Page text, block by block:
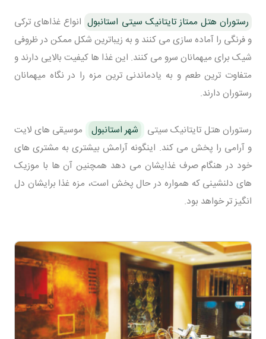
رستوران هتل ممتاز تایتانیک سیتی استانبول انواع غذاهای ترکی
و فرنگی را آماده سازی می کنند و به زیباترین شکل ممکن در ظروفی
شیک برای میهمانان سرو می کنند. این غذا ها کیفیت بالایی دارند و
متفاوت ترین طعم و به یادماندنی ترین مزه را در نگاه میهمانان
رستوران دارند.
رستوران هتل تایتانیک سیتی شهر استانبول
موسیقی های لایت
و آرامی را پخش می کند. اینگونه آرامش بیشتری به مشتری های
خود در هنگام صرف غذایشان می دهد همچنین آن ها با موزیک
های دلنشینی که همواره در حال پخش است، مزه غذا برایشان دل
انگیز تر خواهد بود.